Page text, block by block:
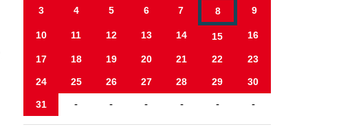
3 4 5 6 7 8 9
10 11 12 13 14 15 16
17 18 19 20 21 22 23
24 25 26 27 28 29 30
31 - - - - - -